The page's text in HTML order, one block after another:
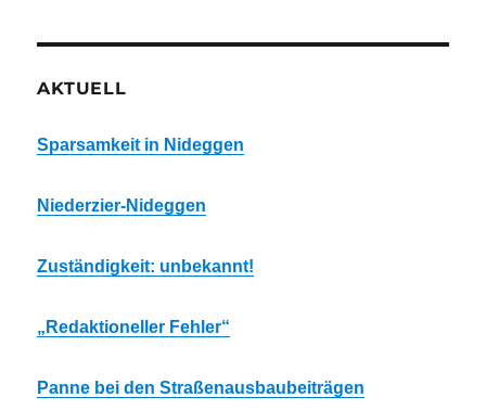
AKTUELL
Sparsamkeit in Nideggen
Niederzier-Nideggen
Zuständigkeit: unbekannt!
„Redaktioneller Fehler“
Panne bei den Straßenausbaubeiträgen